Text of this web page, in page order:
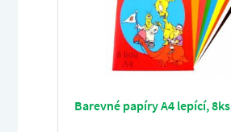
Barevné papíry A4 lepící, 8ks